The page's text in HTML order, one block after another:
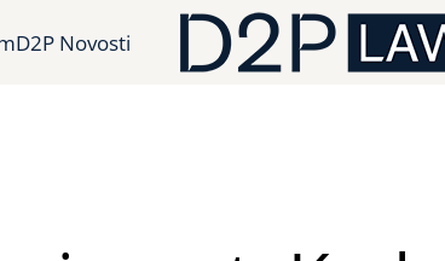
D2P Novosti